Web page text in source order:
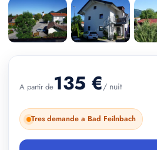
A partir de135 €/ nuit
Tres demande a Bad Feilnbach